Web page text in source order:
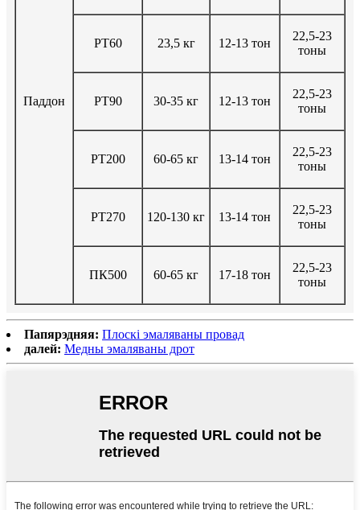
Паддон
PT60 23,5 кг 12-13 тон
22,5-23
тоны
PT90 30-35 кг 12-13 тон
22,5-23
тоны
PT200 60-65 кг 13-14 тон
22,5-23
тоны
PT270 120-130 кг 13-14 тон
22,5-23
тоны
ПК500 60-65 кг 17-18 тон
22,5-23
тоны
Папярэдняя: Плоскі эмаляваны провад
далей: Медны эмаляваны дрот